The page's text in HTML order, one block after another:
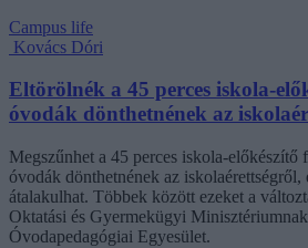
Campus life
Kovács Dóri
Eltörölnék a 45 perces iskola-
óvodák dönthetnének az
Megszűnhet a 45 perces iskola-előkészítő
óvodák dönthetnének az
átalakulhat. Többek között ezeket a
Oktatási és Gyermekügyi
Óvodapedagógiai Egyesület.